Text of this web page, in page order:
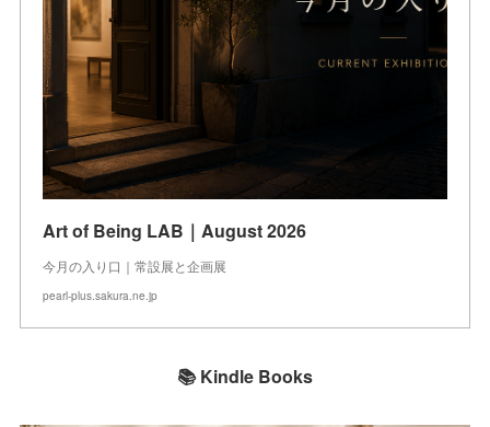
Art of Being LAB｜August 2026
今月の入り口｜常設展と企画展
pearl-plus.sakura.ne.jp
📚 Kindle Books